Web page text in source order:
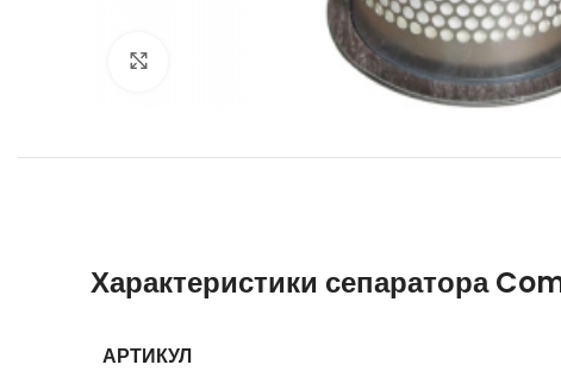
Характеристики сепаратора
АРТИКУЛ